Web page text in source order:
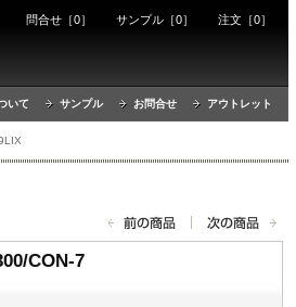
いて サンプル お問合せ アウトレット
問合せ［0］ サンプル［0］ 注文［0］
CON-7